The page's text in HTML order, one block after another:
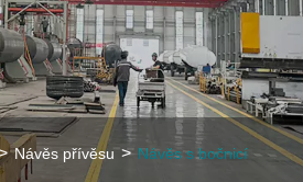
Návěs přívěsu Návěs s bočnicí